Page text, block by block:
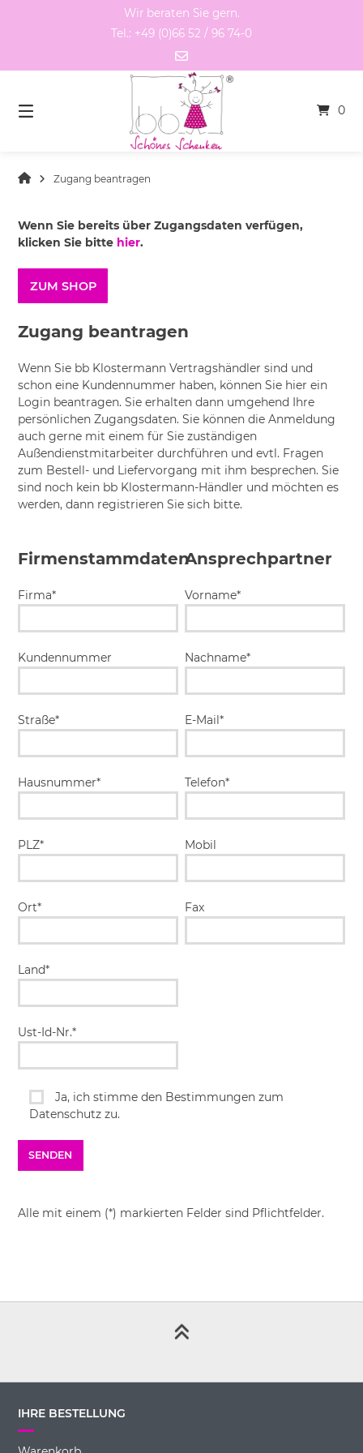
Wir beraten Sie gern.
Tel.: +49 (0)66 52 / 96 74-0
0
Zugang beantragen
Wenn Sie bereits über Zugangsdaten verfügen,
klicken Sie bitte hier.
ZUM SHOP
Zugang beantragen
Wenn Sie bb Klostermann Vertragshändler sind und
schon eine Kundennummer haben, können Sie hier ein
Login beantragen. Sie erhalten dann umgehend Ihre
persönlichen Zugangsdaten. Sie können die Anmeldung
auch gerne mit einem für Sie zuständigen
Außendienstmitarbeiter durchführen und evtl. Fragen
zum Bestell- und Liefervorgang mit ihm besprechen. Sie
sind noch kein bb Klostermann-Händler und möchten es
werden, dann registrieren Sie sich bitte.
Firmenstammdaten
Firma*
Kundennummer
Straße*
Hausnummer*
PLZ*
Ort*
Land*
Ust-Id-Nr.*
Ansprechpartner
Vorname*
Nachname*
E-Mail*
Telefon*
Mobil
Fax
Ja, ich stimme den Bestimmungen zum
Datenschutz zu.
Alle mit einem (*) markierten Felder sind Pflichtfelder.
IHRE BESTELLUNG